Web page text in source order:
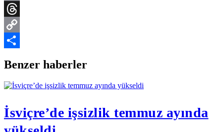
Email
Threads
Copy
Benzer haberler
İsviçre’de işsizlik temmuz ayında